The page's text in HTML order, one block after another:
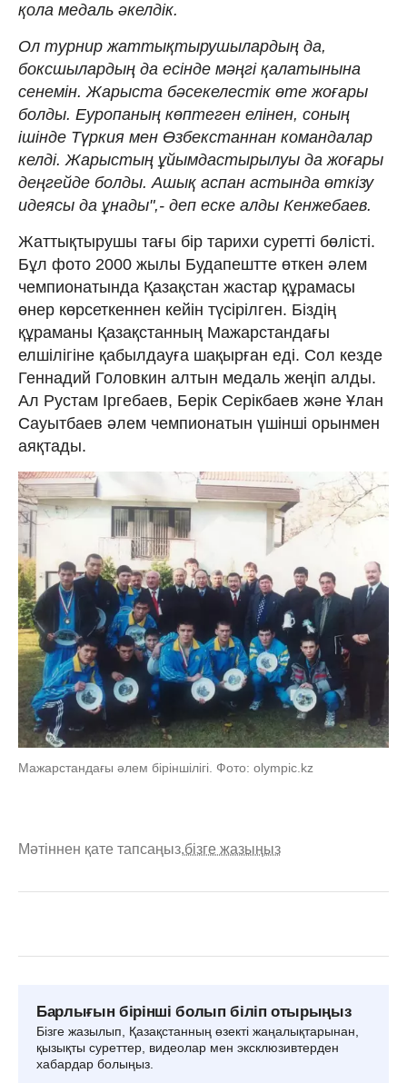
қола медаль әкелдік.
Ол турнир жаттықтырушылардың да,
боксшылардың да есінде мәңгі қалатынына
сенемін. Жарыста бәсекелестік өте жоғары
болды. Еуропаның көптеген елінен, соның
ішінде Түркия мен Өзбекстаннан командалар
келді. Жарыстың ұйымдастырылуы да жоғары
деңгейде болды. Ашық аспан астында өткізу
идеясы да ұнады",- деп еске алды Кенжебаев.
Жаттықтырушы тағы бір тарихи суретті бөлісті.
Бұл фото 2000 жылы Будапештте өткен әлем
чемпионатында Қазақстан жастар құрамасы
өнер көрсеткеннен кейін түсірілген. Біздің
құраманы Қазақстанның Мажарстандағы
елшілігіне қабылдауға шақырған еді. Сол кезде
Геннадий Головкин алтын медаль жеңіп алды.
Ал Рустам Іргебаев, Берік Серікбаев және Ұлан
Сауытбаев әлем чемпионатын үшінші орынмен
аяқтады.
Мажарстандағы әлем біріншілігі. Фото: olympic.kz
Мәтіннен қате тапсаңыз,бізге жазыңыз
Барлығын бірінші болып біліп отырыңыз
Бізге жазылып, Қазақстанның өзекті жаңалықтарынан,
қызықты суреттер, видеолар мен эксклюзивтерден
хабардар болыңыз.